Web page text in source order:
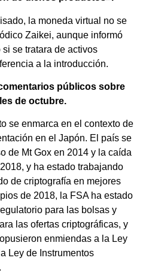
la moneda virtual no se
Zaikei, aunque informó
se tratara de activos
a la introducción.
públicos sobre
de octubre.
se enmarca en el contexto de
en el Japón. El país se
de Mt Gox en 2014 y la caída
y ha estado trabajando
de criptografía en mejores
de 2018, la FSA ha estado
para las bolsas y
las ofertas criptográficas, y
enmiendas a la Ley
Ley de Instrumentos